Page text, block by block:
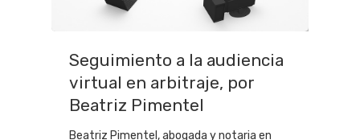
Seguimiento a la audiencia
virtual en arbitraje, por
Beatriz Pimentel
Beatriz Pimentel, abogada y notaria en